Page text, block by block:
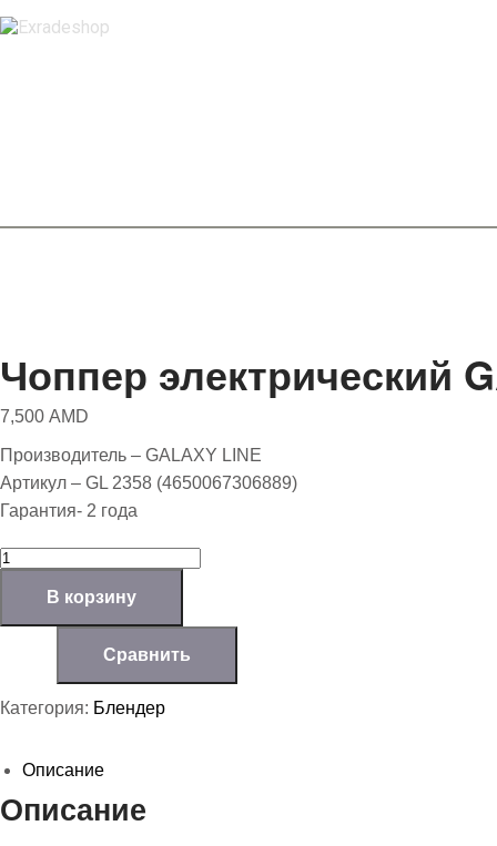
Чоппер электрический
7,500 AMD
Производитель – GALAXY LINE
Артикул – GL 2358 (4650067306889)
Гарантия- 2 года
К
и
т
т
о
в
В корзину
Сравнить
Категория: Блендер
Описание
Описание